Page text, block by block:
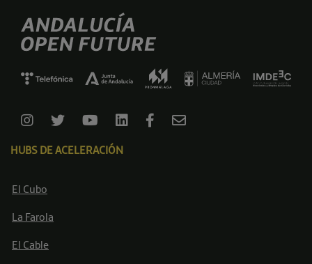
HUBS DE ACELERACIÓN
El Cubo
La Farola
El Cable